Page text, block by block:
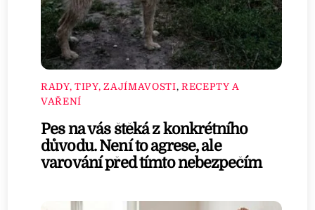
RADY, TIPY, ZAJÍMAVOSTI, RECEPTY A
VAŘENÍ
Pes na vás štěká z konkrétního
důvodu. Není to agrese, ale
varování před tímto nebezpečím